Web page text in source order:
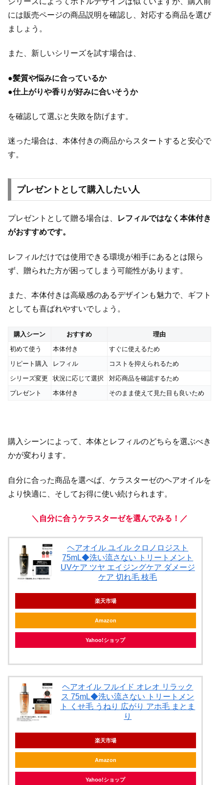
には販売ページの商品説明を確認し、対応する商品を選び
ましょう。
また、新しいシリーズを試す場合は、
●髪質や悩みに合っているか
●仕上がりや香りが好みに合いそうか
を確認して選ぶと失敗を防げます。
迷った場合は、本体付きの商品からスタートすると安心で
す。
プレゼントとして購入したい人
プレゼントとして贈る場合は、
レフィルではなく本体付き
がおすすめです。
レフィルだけでは使用できる環境が相手にあるとは限ら
ず、贈られた方が困ってしまう可能性があります。
また、本体付きは高級感のあるデザインも魅力で、ギフト
としても喜ばれやすいでしょう。
購入シーン おすすめ
理由
初めて使う
本体付き
すぐに使えるため
リピート購入
レフィル
コストを抑えられるため
シリーズ変更
状況に応じて選択
対応商品を確認するため
プレゼント
本体付き そのまま使えて見た目も良いため
購入シーンによって、本体とレフィルのどちらを選ぶべき
かが変わります。
自分に合った商品を選べば、ケラスターゼのヘアオイルを
より快適に、そしてお得に使い続けられます。
＼自分に合うケラスターゼを選んでみる！／
ヘアオイル ユイル クロノロジスト
75mL◆洗い流さない トリートメント
UVケア ツヤ エイジングケア ダメージ
ケア 切れ毛 枝毛
楽天市場
Amazon
Yahoo!ショップ
ヘアオイル フルイド オレオ リラック
ス 75mL◆洗い流さない トリートメン
ト くせ毛 うねり 広がり アホ毛 まとま
り
楽天市場
Amazon
Yahoo!ショップ